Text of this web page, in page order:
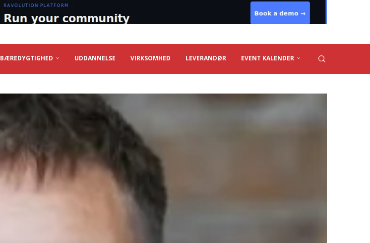
BÆREDYGTIGHED UDDANNELSE VIRKSOMHED LEVERANDØR EVENT KALENDER